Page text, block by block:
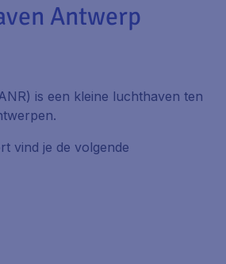
Antwerp
is een kleine luchthaven ten
vind je de volgende